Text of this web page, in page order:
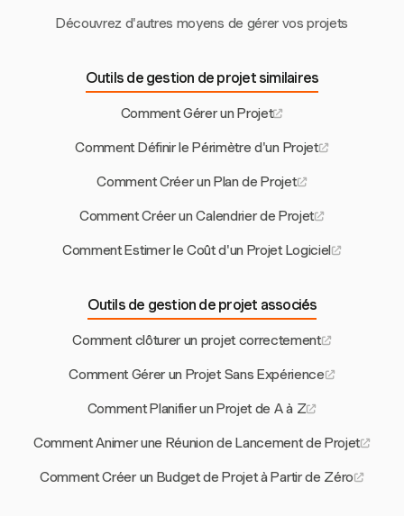
Découvrez d'autres moyens de gérer vos projets
Outils de gestion de projet similaires
Comment Gérer un Projet
Comment Définir le Périmètre d'un Projet
Comment Créer un Plan de Projet
Comment Créer un Calendrier de Projet
Comment Estimer le Coût d'un Projet Logiciel
Outils de gestion de projet associés
Comment clôturer un projet correctement
Comment Gérer un Projet Sans Expérience
Comment Planifier un Projet de A à Z
Comment Animer une Réunion de Lancement de Projet
Comment Créer un Budget de Projet à Partir de Zéro